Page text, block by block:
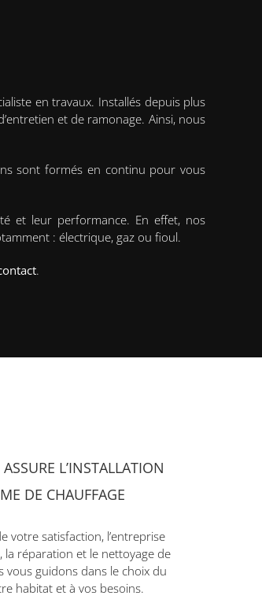
en travaux. Installés depuis plus
et de ramonage. Ainsi, nous
sont formés en continu pour vous
et leur performance. En effet, nos
: électrique, gaz ou fioul.
.
L’INSTALLATION
DE CHAUFFAGE
votre satisfaction, l’entreprise
la réparation et le nettoyage de
vous guidons dans le choix du
habitat et à vos besoins.